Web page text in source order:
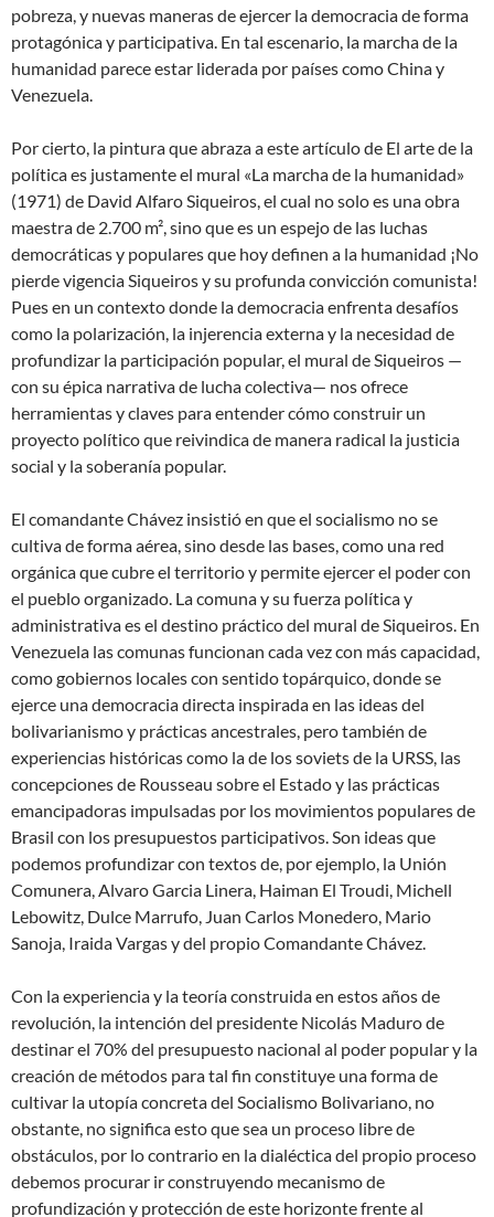
pobreza, y nuevas maneras de ejercer la democracia de forma
protagónica y participativa. En tal escenario, la marcha de la
humanidad parece estar liderada por países como China y
Venezuela.
Por cierto, la pintura que abraza a este artículo de El arte de la
política es justamente el mural «La marcha de la humanidad»
(1971) de David Alfaro Siqueiros, el cual no solo es una obra
maestra de 2.700 m², sino que es un espejo de las luchas
democráticas y populares que hoy definen a la humanidad ¡No
pierde vigencia Siqueiros y su profunda convicción comunista!
Pues en un contexto donde la democracia enfrenta desafíos
como la polarización, la injerencia externa y la necesidad de
profundizar la participación popular, el mural de Siqueiros —
con su épica narrativa de lucha colectiva— nos ofrece
herramientas y claves para entender cómo construir un
proyecto político que reivindica de manera radical la justicia
social y la soberanía popular.
El comandante Chávez insistió en que el socialismo no se
cultiva de forma aérea, sino desde las bases, como una red
orgánica que cubre el territorio y permite ejercer el poder con
el pueblo organizado. La comuna y su fuerza política y
administrativa es el destino práctico del mural de Siqueiros. En
Venezuela las comunas funcionan cada vez con más capacidad,
como gobiernos locales con sentido topárquico, donde se
ejerce una democracia directa inspirada en las ideas del
bolivarianismo y prácticas ancestrales, pero también de
experiencias históricas como la de los soviets de la URSS, las
concepciones de Rousseau sobre el Estado y las prácticas
emancipadoras impulsadas por los movimientos populares de
Brasil con los presupuestos participativos. Son ideas que
podemos profundizar con textos de, por ejemplo, la Unión
Comunera, Alvaro Garcia Linera, Haiman El Troudi, Michell
Lebowitz, Dulce Marrufo, Juan Carlos Monedero, Mario
Sanoja, Iraida Vargas y del propio Comandante Chávez.
Con la experiencia y la teoría construida en estos años de
revolución, la intención del presidente Nicolás Maduro de
destinar el 70% del presupuesto nacional al poder popular y la
creación de métodos para tal fin constituye una forma de
cultivar la utopía concreta del Socialismo Bolivariano, no
obstante, no significa esto que sea un proceso libre de
obstáculos, por lo contrario en la dialéctica del propio proceso
debemos procurar ir construyendo mecanismo de
profundización y protección de este horizonte frente al